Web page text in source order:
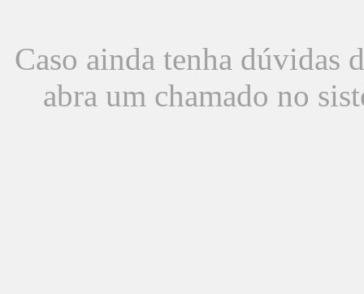
Caso ainda tenha dúvidas
abra um chamado no